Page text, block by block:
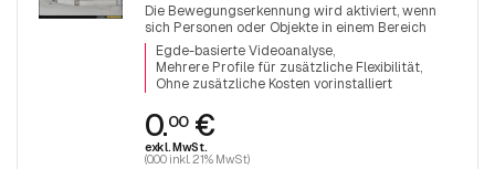
Die Bewegungserkennung wird aktiviert, wenn
sich Personen oder Objekte in einem Bereich
bewegen
Egde-basierte Videoanalyse
Mehrere Profile für zusätzliche Flexibilität
Ohne zusätzliche Kosten vorinstalliert
0.00€
exkl. MwSt.
(0.00 inkl. 21% MwSt)